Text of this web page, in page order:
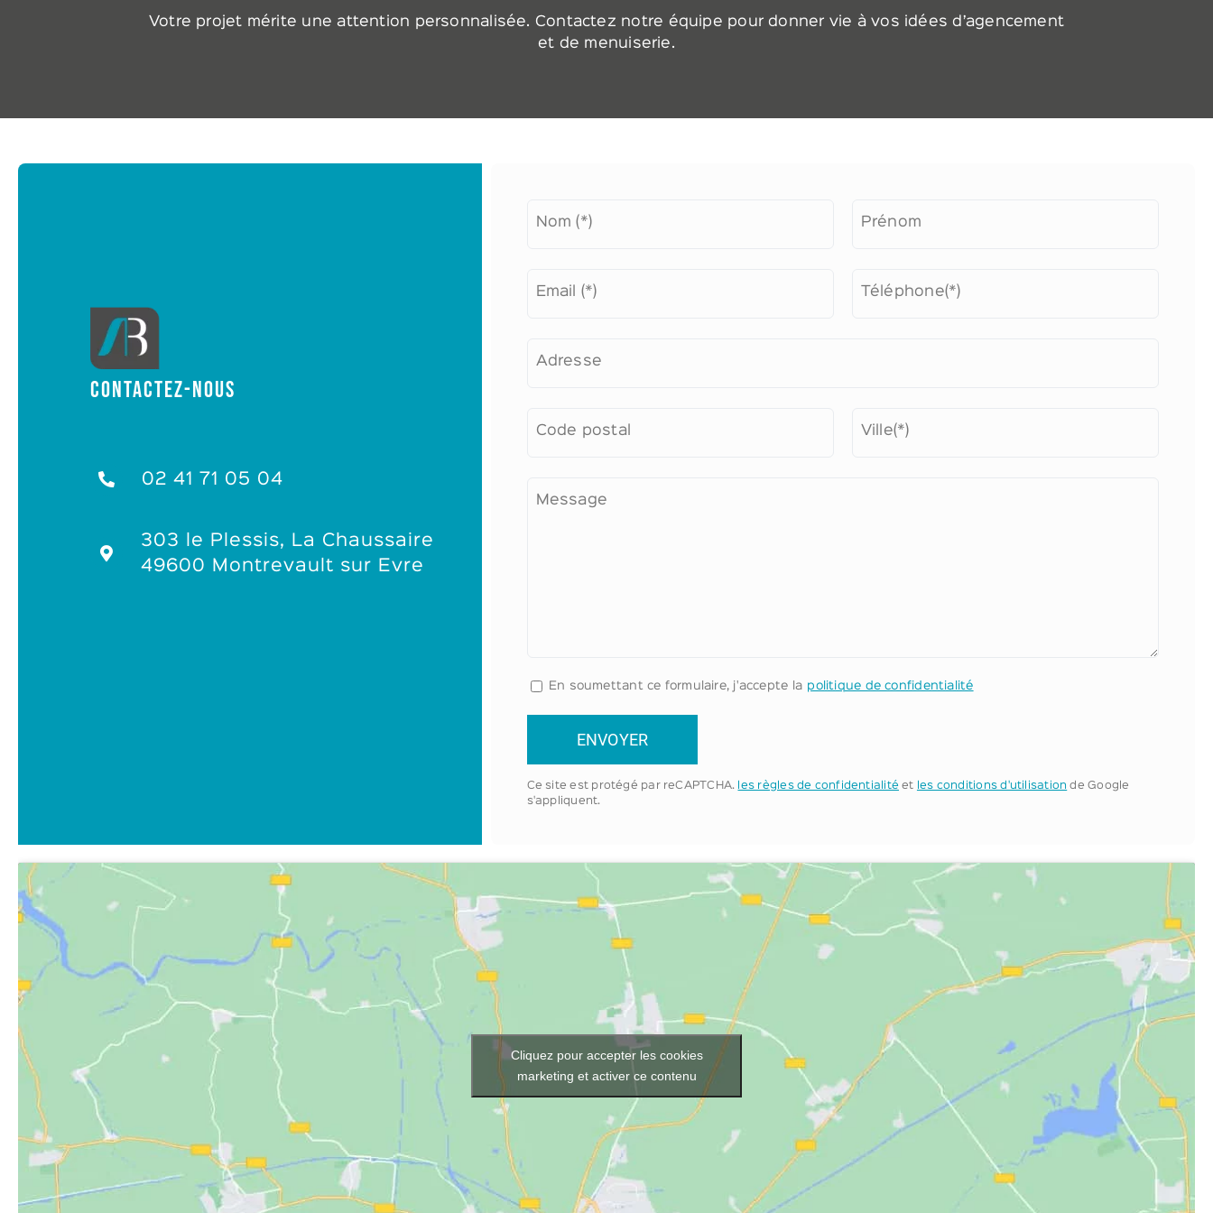
Votre projet mérite une attention personnalisée. Contactez notre équipe pour donner vie à vos idées d’agencement
et de menuiserie.
CONTACTEZ-NOUS
02 41 71 05 04
303 le Plessis, La Chaussaire
49600 Montrevault sur Evre
Nom (*) Prénom
Email (*) Téléphone(*)
Adresse
Code postal Ville(*)
Message
En soumettant ce formulaire, j'accepte la politique de confidentialité
Ce site est protégé par reCAPTCHA. les règles de confidentialité et les conditions d'utilisation de Google
s'appliquent.
Cliquez pour accepter les cookies
marketing et activer ce contenu